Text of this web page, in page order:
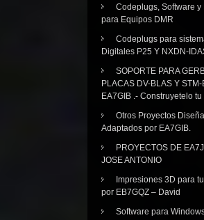
Codeplugs, Software y
para Equipos DMR
Codeplugs para
Digitales P25 Y NXDN-
SOPORTE PARA
PLACAS DV-BLAS Y
EA7GIB .- Construyetelo
Otros Proyectos
Adaptados por EA7GIB.
PROYECTOS DE
JOSE ANTONIO
Impresiones 3D para
por EB7GQZ – David
Software para